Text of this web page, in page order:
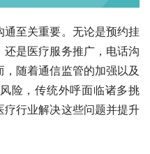
至关重要。无论是预约挂
是医疗服务推广，电话沟
随着通信监管的加强以及
险，传统外呼面临诸多挑
疗行业解决这些问题并提升